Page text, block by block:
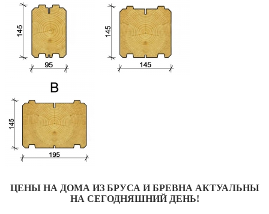
ЦЕНЫ НА ДОМА ИЗ БРУСА И БРЕВНА АКТУАЛЬНЫ
НА СЕГОДНЯШНИЙ ДЕНЬ!